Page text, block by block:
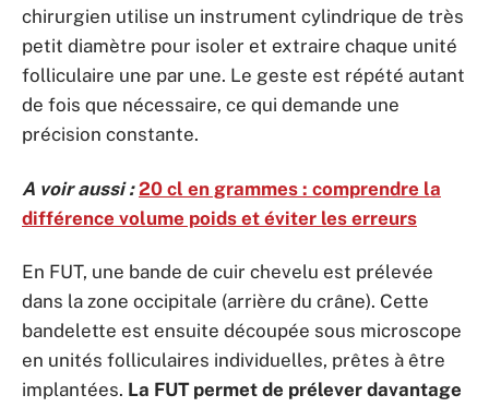
chirurgien utilise un instrument cylindrique de très
petit diamètre pour isoler et extraire chaque unité
folliculaire une par une. Le geste est répété autant
de fois que nécessaire, ce qui demande une
précision constante.
A voir aussi : 20 cl en grammes : comprendre la
différence volume poids et éviter les erreurs
En FUT, une bande de cuir chevelu est prélevée
dans la zone occipitale (arrière du crâne). Cette
bandelette est ensuite découpée sous microscope
en unités folliculaires individuelles, prêtes à être
implantées. La FUT permet de prélever davantage